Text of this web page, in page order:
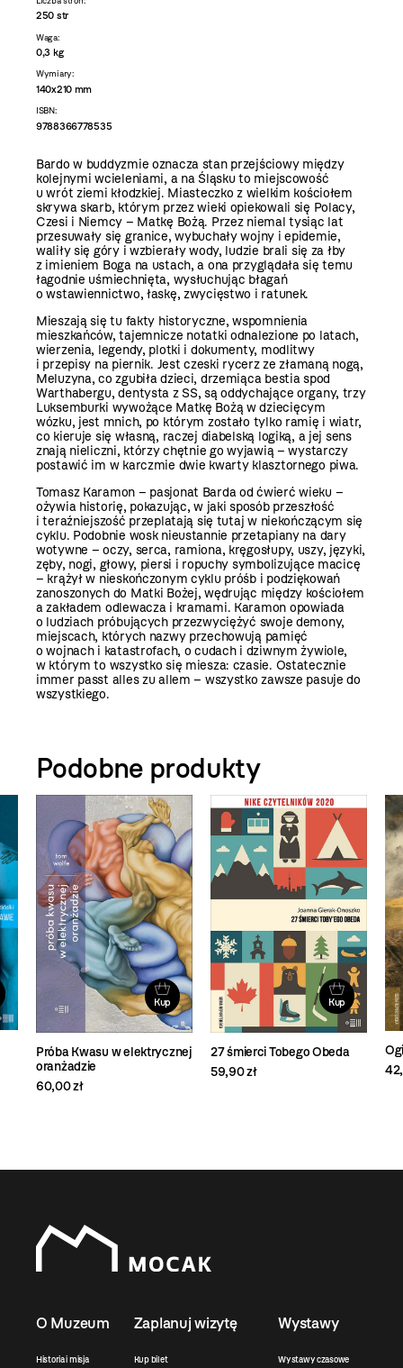
250 str
Waga:
0,3 kg
Wymiary:
140x210 mm
ISBN:
9788366778535
Bardo w buddyzmie oznacza stan przejściowy między
kolejnymi wcieleniami, a na Śląsku to miejscowość
u wrót ziemi kłodzkiej. Miasteczko z wielkim kościołem
skrywa skarb, którym przez wieki opiekowali się Polacy,
Czesi i Niemcy – Matkę Bożą. Przez niemal tysiąc lat
przesuwały się granice, wybuchały wojny i epidemie,
waliły się góry i wzbierały wody, ludzie brali się za łby
z imieniem Boga na ustach, a ona przyglądała się temu
łagodnie uśmiechnięta, wysłuchując błagań
o wstawiennictwo, łaskę, zwycięstwo i ratunek.
Mieszają się tu fakty historyczne, wspomnienia
mieszkańców, tajemnicze notatki odnalezione po latach,
wierzenia, legendy, plotki i dokumenty, modlitwy
i przepisy na piernik. Jest czeski rycerz ze złamaną nogą,
Meluzyna, co zgubiła dzieci, drzemiąca bestia spod
Warthabergu, dentysta z SS, są oddychające organy, trzy
Luksemburki wywożące Matkę Bożą w dziecięcym
wózku, jest mnich, po którym zostało tylko ramię i wiatr,
co kieruje się własną, raczej diabelską logiką, a jej sens
znają nieliczni, którzy chętnie go wyjawią – wystarczy
postawić im w karczmie dwie kwarty klasztornego piwa.
Tomasz Karamon – pasjonat Barda od ćwierć wieku –
ożywia historię, pokazując, w jaki sposób przeszłość
i teraźniejszość przeplatają się tutaj w niekończącym się
cyklu. Podobnie wosk nieustannie przetapiany na dary
wotywne – oczy, serca, ramiona, kręgosłupy, uszy, języki,
zęby, nogi, głowy, piersi i ropuchy symbolizujące macicę
– krążył w nieskończonym cyklu próśb i podziękowań
zanoszonych do Matki Bożej, wędrując między kościołem
a zakładem odlewacza i kramami. Karamon opowiada
o ludziach próbujących przezwyciężyć swoje demony,
miejscach, których nazwy przechowują pamięć
o wojnach i katastrofach, o cudach i dziwnym żywiole,
w którym to wszystko się miesza: czasie. Ostatecznie
immer passt alles zu allem – wszystko zawsze pasuje do
wszystkiego.
Podobne produkty
Kup
Próba Kwasu w elektrycznej
oranżadzie
60,00 zł
Kup
27 śmierci Tobego Obeda
59,90 zł
O Muzeum
Historia i misja
Zaplanuj wizytę
Kup bilet
Wystawy
Wystawy czasowe